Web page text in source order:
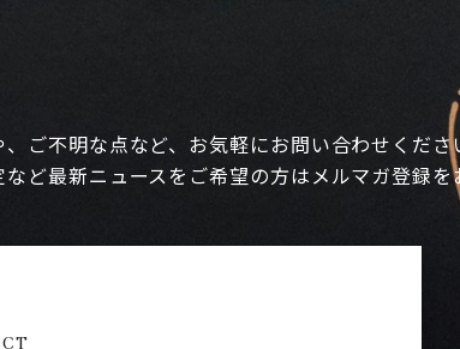
ご不明な点など、お気軽にお問い合わせくださ
ど最新ニュースをご希望の方はメルマガ登録を